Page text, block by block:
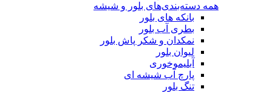
همه دسته‌بندی‌های بلور و شیشه
بانکه های بلور
بطری آب بلور
نمکدان و شکر پاش بلور
لیوان بلور
آبلیموخوری
پارچ آب شیشه ای
تنگ بلور